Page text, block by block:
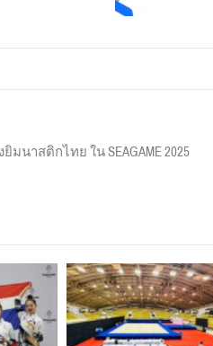
มนาสติกไทย ใน SEAGAME 2025